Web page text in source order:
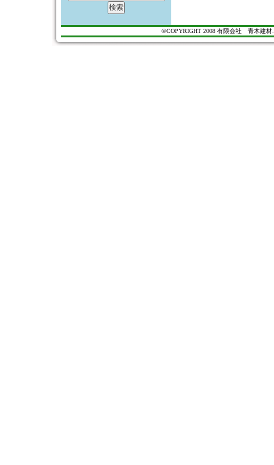
©COPYRIGHT 2008 有限会社 青木建材.